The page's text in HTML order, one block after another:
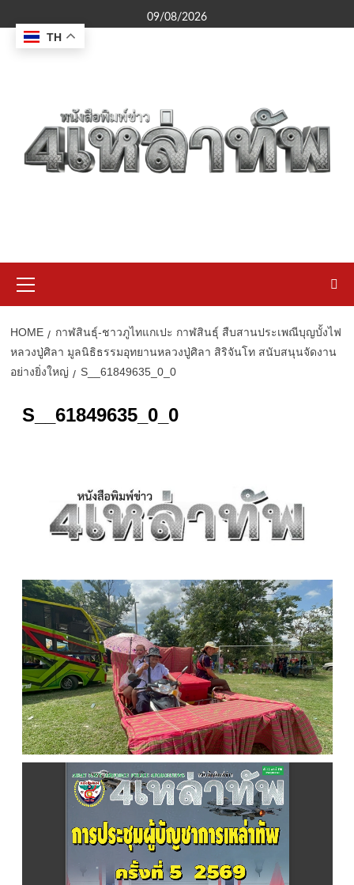
to
content
09/08/2026
Menu
HOME
กาฬสินธุ์-ชาวภูไทแกเปะ กาฬสินธุ์ สืบสานประเพณีบุญบั้งไฟ
หลวงปู่ศิลา มูลนิธิธรรมอุทยานหลวงปู่ศิลา สิริจันโท สนับสนุนจัดงาน
อย่างยิ่งใหญ่
S__61849635_0_0
S__61849635_0_0
TH